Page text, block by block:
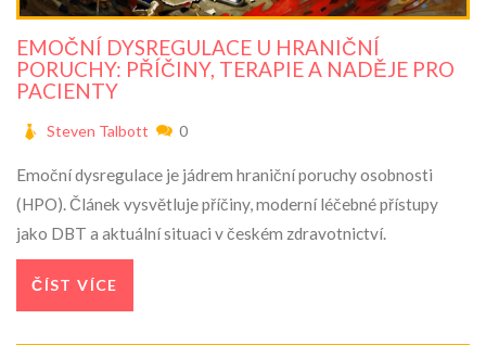
EMOČNÍ DYSREGULACE U HRANIČNÍ
PORUCHY: PŘÍČINY, TERAPIE A NADĚJE PRO
PACIENTY
Steven Talbott 0
Emoční dysregulace je jádrem hraniční poruchy osobnosti
(HPO). Článek vysvětluje příčiny, moderní léčebné přístupy
jako DBT a aktuální situaci v českém zdravotnictví.
ČÍST VÍCE